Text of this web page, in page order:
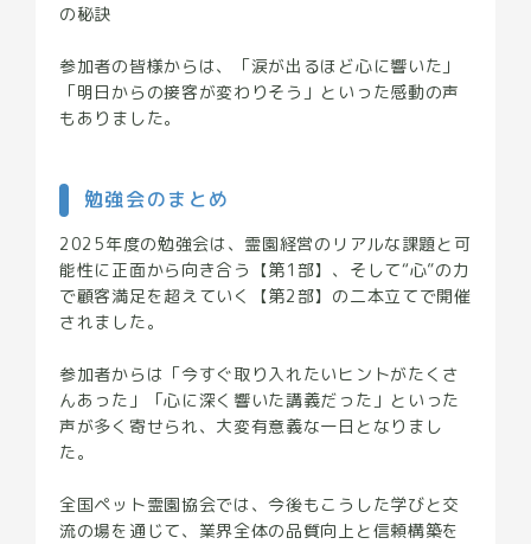
の秘訣
参加者の皆様からは、「涙が出るほど心に響いた」
「明日からの接客が変わりそう」といった感動の声
もありました。
勉強会のまとめ
2025年度の勉強会は、霊園経営のリアルな課題と可
能性に正面から向き合う【第1部】、そして“心”の力
で顧客満足を超えていく【第2部】の二本立てで開催
されました。
参加者からは「今すぐ取り入れたいヒントがたくさ
んあった」「心に深く響いた講義だった」といった
声が多く寄せられ、大変有意義な一日となりまし
た。
全国ペット霊園協会では、今後もこうした学びと交
流の場を通じて、業界全体の品質向上と信頼構築を